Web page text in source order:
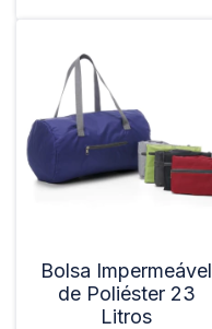
Bolsa Impermeável
de Poliéster 23
Litros